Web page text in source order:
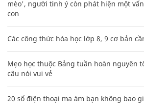
mèo', người tinh ý còn phát hiện một
con
Các công thức hóa học lớp 8, 9 cơ bản
Mẹo học thuộc Bảng tuần hoàn nguyên
câu nói vui vẻ
20 số điện thoại ma ám bạn không bao